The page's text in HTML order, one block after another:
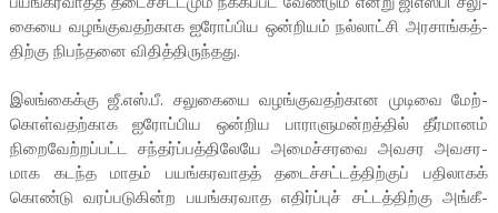
கையை வழங்­கு­வ­தற்­காக ஐரோப்­பிய ஒன்­றியம் நல்­லாட்சி அர­சாங்­கத்­
திற்கு நிபந்­தனை விதித்­தி­ருந்­தது.
இலங்­கைக்கு ஜீ.எஸ்.பீ. சலு­கையை வழங்­கு­வ­தற்­கான முடிவை மேற்­
கொள்­வ­தற்­காக ஐரோப்­பிய ஒன்­றிய பாரா­ளு­மன்­றத்தில் தீர்­மானம்
நிறை­வேற்­றப்­பட்ட சந்­தர்ப்­பத்­தி­லேயே அமைச்­ச­ரவை அவ­சர அவ­ச­ர­
மாக கடந்த மாதம் பயங்­க­ர­வாதத் தடைச்­சட்­டத்­திற்குப் பதி­லாகக்
கொண்டு வரப்­ப­டு­கின்ற பயங்­க­ர­வாத எதிர்ப்புச் சட்­டத்­திற்கு அங்­கீ­